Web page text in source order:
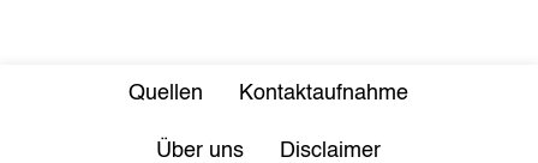
Quellen Kontaktaufnahme
Über uns Disclaimer